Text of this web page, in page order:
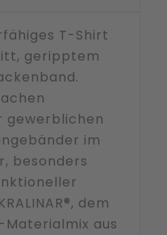
T-Shirt
geripptem
gewerblichen
im
besonders
dem
Materialmix aus